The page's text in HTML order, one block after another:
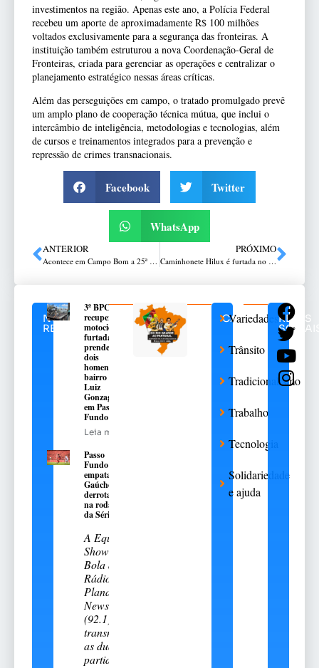
investimentos na região. Apenas este ano, a Polícia Federal
recebeu um aporte de aproximadamente R$ 100 milhões
voltados exclusivamente para a segurança das fronteiras. A
instituição também estruturou a nova Coordenação-Geral de
Fronteiras, criada para gerenciar as operações e centralizar o
planejamento estratégico nessas áreas críticas.
Além das perseguições em campo, o tratado promulgado prevê
um amplo plano de cooperação técnica mútua, que inclui o
intercâmbio de inteligência, metodologias e tecnologias, além
de cursos e treinamentos integrados para a prevenção e
repressão de crimes transnacionais.
Facebook Twitter
WhatsApp
ANTERIOR
Acontece em Campo Bom a 25ª Edição do Sarau de Arte Gaúcha do CTG M’Bororé
PRÓXIMO
Caminhonete Hilux é furtada no Centro de Passo Fundo
NOTÍCIAS
RELACIONADAS
3º BPChq
recupera
motocicleta
furtada e
prende
dois
homens no
bairro São
Luiz
Gonzaga,
em Passo
Fundo
Leia mais
Passo
Fundo
empata e
Gaúcho é
derrotado
na rodada
da Série A-2
A Equipe
Show de
Bola da
Rádio
Planalto
News
(92.1)
transmitiu
as duas
partidas
CATEGORIAS
Variedades
Trânsito
Tradicionalismo
Trabalho
Tecnologia
Solidariedade
e ajuda
REDES